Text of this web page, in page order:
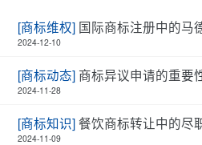
[商标维权] 国际商标注册中的马德
2024-12-10
[商标动态] 商标异议申请的重要
2024-11-28
[商标知识] 餐饮商标转让中的尽职调查
2024-11-09